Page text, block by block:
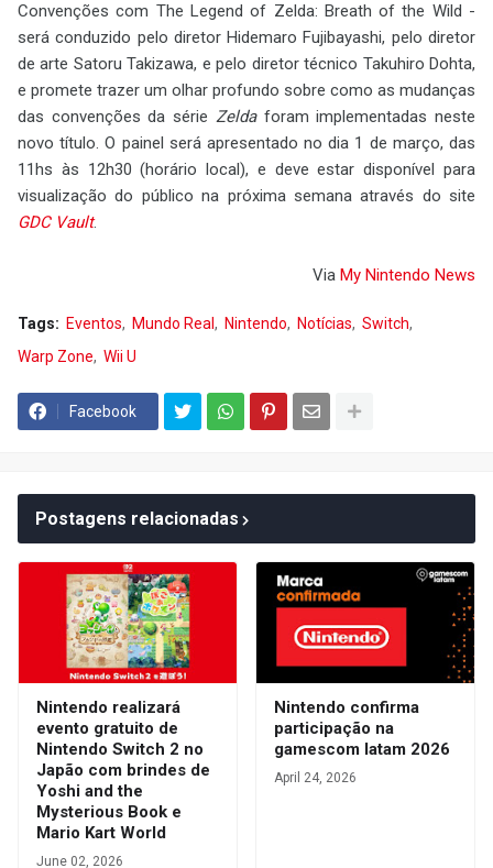
Convenções com The Legend of Zelda: Breath of the Wild -
será conduzido pelo diretor Hidemaro Fujibayashi, pelo diretor
de arte Satoru Takizawa, e pelo diretor técnico Takuhiro Dohta,
e promete trazer um olhar profundo sobre como as mudanças
das convenções da série Zeldaforam implementadas neste
novo título. O painel será apresentado no dia 1 de março, das
11hs às 12h30 (horário local), e deve estar disponível para
visualização do público na próxima semana através do site
GDC Vault.
Via My Nintendo News
Tags: Eventos Mundo Real Nintendo Notícias
Switch
Warp Zone
Wii U
Facebook
Postagens relacionadas
Nintendo realizará
evento gratuito de
Nintendo Switch 2 no
Japão com brindes de
Yoshi and the
Mysterious Book e
Mario Kart World
June 02, 2026
Nintendo confirma
participação na
gamescom latam 2026
April 24, 2026